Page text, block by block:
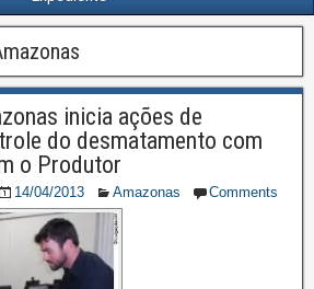
inicia ações de
do desmatamento com
o Produtor
14/04/2013 Amazonas Comments